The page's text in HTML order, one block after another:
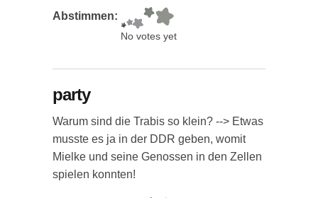
Abstimmen:
No votes yet
party
Warum sind die Trabis so klein? --> Etwas
musste es ja in der DDR geben, womit
Mielke und seine Genossen in den Zellen
spielen konnten!